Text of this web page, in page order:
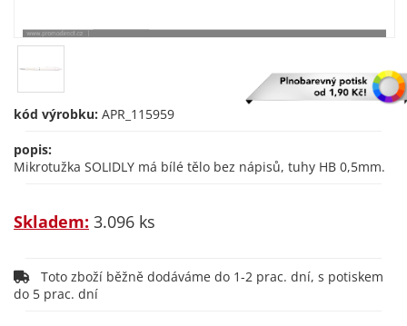
kód výrobku: APR_115959
popis:
Mikrotužka SOLIDLY má bílé tělo bez nápisů, tuhy HB 0,5mm.
Skladem: 3.096 ks
Toto zboží běžně dodáváme do 1-2 prac. dní, s potiskem
do 5 prac. dní